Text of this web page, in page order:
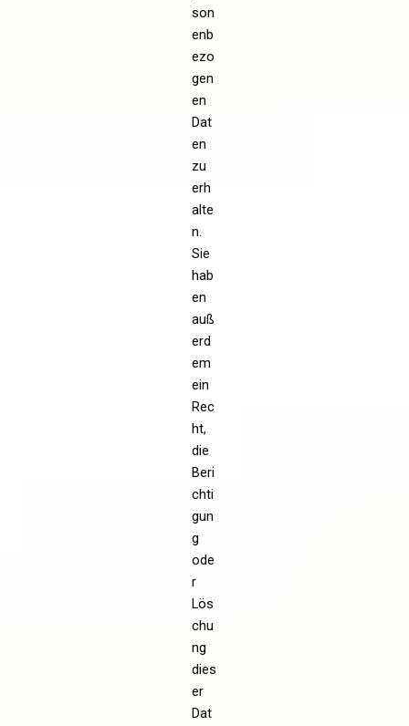
son
enb
ezo
gen
en
Dat
en
zu
erh
alte
n.
Sie
hab
en
auß
erd
em
ein
Rec
ht,
die
Beri
chti
gun
g
ode
r
Lös
chu
ng
dies
er
Dat